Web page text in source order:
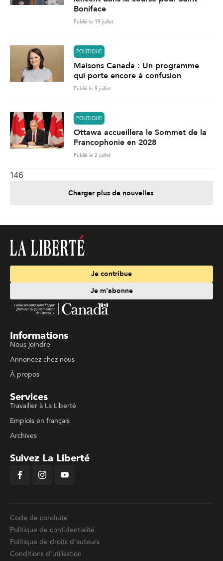
Boniface
Publié le 19 juillet
POLITIQUE
Maisons Canada : Un programme
qui porte encore à confusion
Publié le 9 juillet
POLITIQUE
Ottawa accueillera le Sommet de la
Francophonie en 2028
Publié le 2 juillet
146
Charger plus de nouvelles
Je contribue
Je m'abonne
Informations
Nous joindre
Annoncez chez nous
À propos
Services
Travailler à La Liberté
Emplois en français
Archives
Suivez La Liberté
Code de conduite
Politique de confidentialité
Politique de droits d'auteurs
Conditions d'utilisation